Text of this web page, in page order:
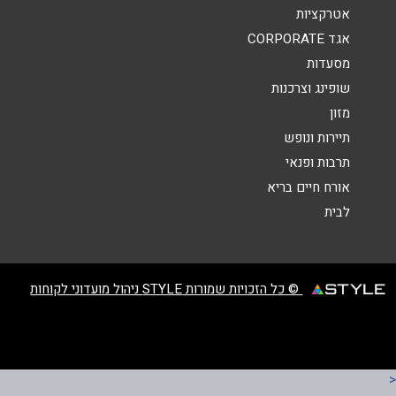
אטרקציות
אגד CORPORATE
מסעדות
שופינג וצרכנות
מזון
תיירות ונופש
תרבות ופנאי
אורח חיים בריא
לבית
© כל הזכויות שמורות STYLE ניהול מועדוני לקוחות
<